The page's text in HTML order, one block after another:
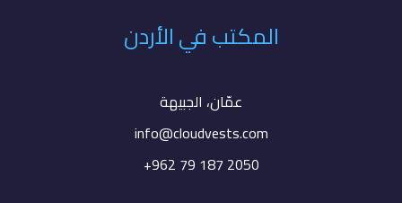
المكتب في الأردن
عمّان، الجبيهة
info@cloudvests.com
+962 79 187 2050